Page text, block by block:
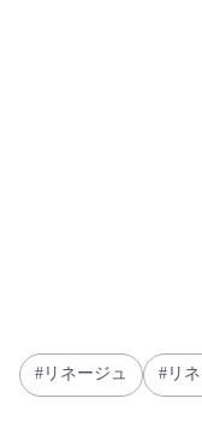
リネージュ リ